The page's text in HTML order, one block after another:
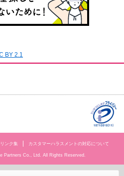
BY 2.1
リンク集 カスタマーハラスメントの対応について
Partners Co., Ltd. All Rights Reserved.